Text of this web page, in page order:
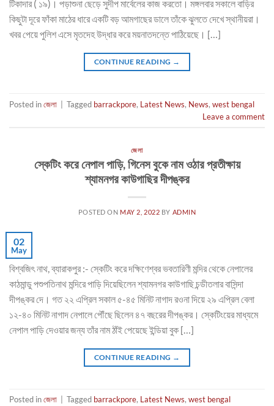
টিকাদার ( ১৯)। পড়াশুনা ছেড়ে সুদীপ মার্বেলের কাজ করতো। মঙ্গলবার সকালে বাড়ির
কিছুটা দূরে ফাঁকা মাঠের ধারে একটি বড় আমগাছের ডালে তাঁকে ঝুলতে দেখে স্থানীয়রা।
খবর পেয়ে পুলিশ এসে মৃতদেহ উদ্ধার করে ময়নাতদন্তে পাঠিয়েছে। […]
CONTINUE READING →
Posted inজেলা Tagged barrackpore, Latest News, News, west bengal
Leave a comment
জেলা
স্কেটিং করে নেপাল পাড়ি, গিনেস বুকে নাম ওঠার প্রতীক্ষায়
শ্যামনগর কাউগাছির দীপঙ্কর
POSTED ON MAY 2, 2022 BY ADMIN
02
May
বিশ্বজিৎ নাথ, ব্যারাকপুর :- স্কেটিং করে দক্ষিণেশ্বর ভবতারিণী মন্দির থেকে নেপালের
কাঠমান্ডু পশুপতিনাথ মন্দিরে পাড়ি দিয়েছিলেন শ্যামনগর কাউগাছি চন্ডীতলার বাসিন্দা
দীপঙ্কর দে। গত ২২ এপ্রিল সকাল ৫-৪৫ মিনিট নাগাদ রওনা দিয়ে ২৯ এপ্রিল বেলা
১২-৪০ মিনিট নাগাদ নেপালে পৌঁছে ছিলেন ৪৭ বছরের দীপঙ্কর। স্কেটিংয়ের মাধ্যমে
নেপাল পাড়ি দেওয়ার জন্য তাঁর নাম ঠাঁই পেয়েছে ইন্ডিয়া বুক […]
CONTINUE READING →
Posted inজেলা Tagged barrackpore, Latest News, west bengal